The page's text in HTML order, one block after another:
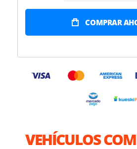
COMPRAR
VEHÍCULOS